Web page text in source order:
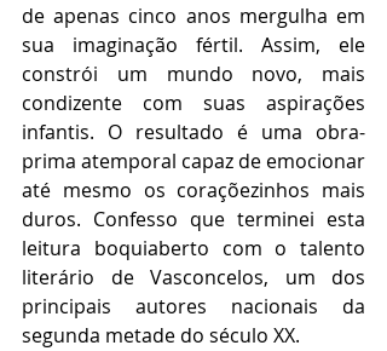
de apenas cinco anos mergulha em
sua imaginação fértil. Assim, ele
constrói um mundo novo, mais
condizente com suas aspirações
infantis. O resultado é uma obra-
prima atemporal capaz de emocionar
até mesmo os coraçõezinhos mais
duros. Confesso que terminei esta
leitura boquiaberto com o talento
literário de Vasconcelos, um dos
principais autores nacionais da
segunda metade do século XX.